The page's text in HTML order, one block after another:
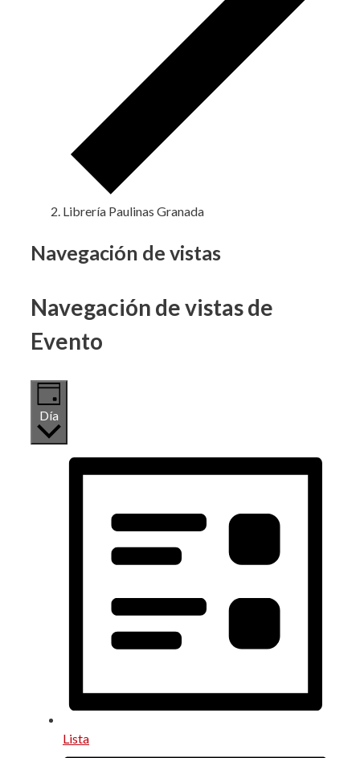
Librería Paulinas Granada
Eventos
27
octubre,
Navegación de vistas
Navegación de vistas de
Evento
Día
Lista